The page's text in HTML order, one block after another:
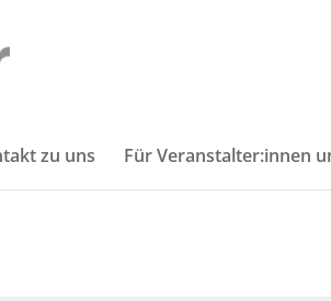
zu uns Für Veranstalter:innen